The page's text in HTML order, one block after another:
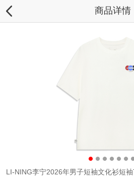
商品详情
LI-NING李宁2026年男子短袖文化衫短